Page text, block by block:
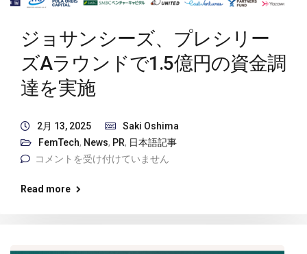
ジョサンシーズ、プレシリー
ズAラウンドで1.5億円の資金調
達を実施
2月 13, 2025
Saki Oshima
FemTech, News, PR, 日本語記事
コメントを受け付けていません
Read more